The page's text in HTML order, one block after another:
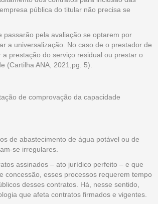
pública do titular não precisa se
passarão pela avaliação se optarem por
a universalização. No caso de o prestador de
prestação do serviço residual ou prestar o
(Cartilha ANA, 2021,pg. 5).
de comprovação da capacidade
de abastecimento de água potável ou de
se irregulares.
assinados – ato jurídico perfeito – e que
concessão, esses processos requerem tempo
desses contratos. Há, nesse sentido,
que afeta contratos firmados e vigentes.